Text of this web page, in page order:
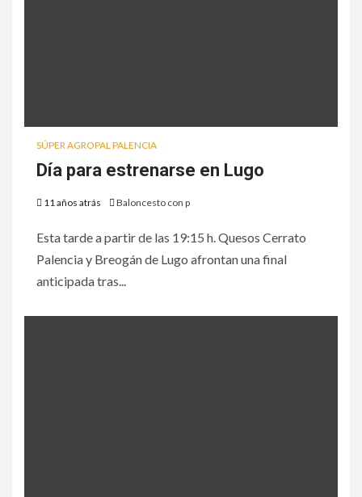
SÚPER AGROPAL PALENCIA
Día para estrenarse en Lugo
11 años atrás Baloncesto con p
Esta tarde a partir de las 19:15 h. Quesos Cerrato
Palencia y Breogán de Lugo afrontan una final
anticipada tras...